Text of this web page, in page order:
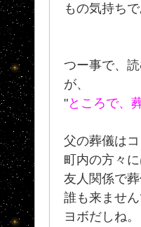
もの気持ちで
つー事で、
が、
"ところで、
父の葬儀は
町内の方々
友人関係で
誰も来ませ
ヨボだしね。